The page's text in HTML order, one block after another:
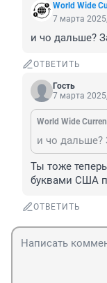
World Wide
7 марта
и чо дальше?
ОТВЕТИТЬ
Гость
7 марта
World Wide
Ты тоже
буквами США
ОТВЕТИТЬ